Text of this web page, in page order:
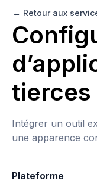
← Retour aux
tierces
Intégrer un outil
une apparence
Plateforme